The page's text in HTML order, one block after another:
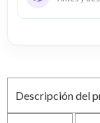
Descripción del